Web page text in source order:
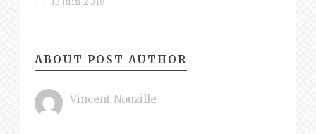
ABOUT POST AUTHOR
Vincent Nouzille